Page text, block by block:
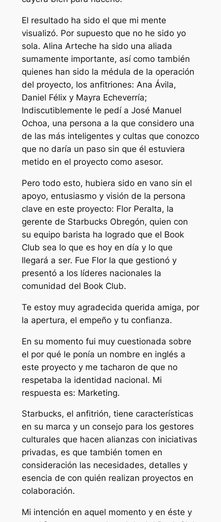
El resultado ha sido el que mi mente
visualizó. Por supuesto que no he sido yo
sola. Alina Arteche ha sido una aliada
sumamente importante, así como también
quienes han sido la médula de la operación
del proyecto, los anfitriones: Ana Ávila,
Daniel Félix y Mayra Echeverría;
Indiscutiblemente le pedí a José Manuel
Ochoa, una persona a la que considero una
de las más inteligentes y cultas que conozco
que no daría un paso sin que él estuviera
metido en el proyecto como asesor.
Pero todo esto, hubiera sido en vano sin el
apoyo, entusiasmo y visión de la persona
clave en este proyecto: Flor Peralta, la
gerente de Starbucks Obregón, quien con
su equipo barista ha logrado que el Book
Club sea lo que es hoy en día y lo que
llegará a ser. Fue Flor la que gestionó y
presentó a los líderes nacionales la
comunidad del Book Club.
Te estoy muy agradecida querida amiga, por
la apertura, el empeño y tu confianza.
En su momento fui muy cuestionada sobre
el por qué le ponía un nombre en inglés a
este proyecto y me tacharon de que no
respetaba la identidad nacional. Mi
respuesta es: Marketing.
Starbucks, el anfitrión, tiene características
en su marca y un consejo para los gestores
culturales que hacen alianzas con iniciativas
privadas, es que también tomen en
consideración las necesidades, detalles y
esencia de con quién realizan proyectos en
colaboración.
Mi intención en aquel momento y en éste y